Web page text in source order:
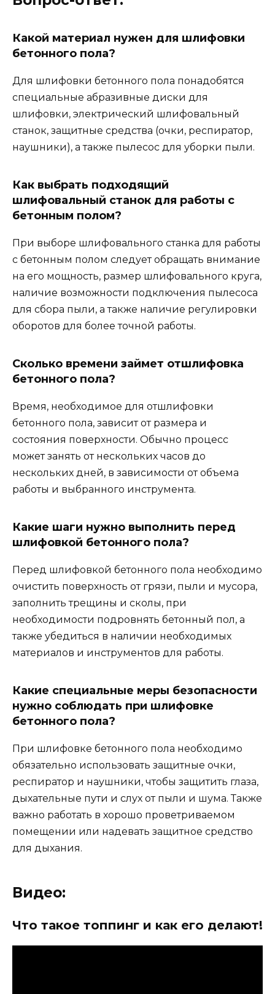
Какой материал нужен для шлифовки
бетонного пола?
Для шлифовки бетонного пола понадобятся
специальные абразивные диски для
шлифовки, электрический шлифовальный
станок, защитные средства (очки, респиратор,
наушники), а также пылесос для уборки пыли.
Как выбрать подходящий
шлифовальный станок для работы с
бетонным полом?
При выборе шлифовального станка для работы
с бетонным полом следует обращать внимание
на его мощность, размер шлифовального круга,
наличие возможности подключения пылесоса
для сбора пыли, а также наличие регулировки
оборотов для более точной работы.
Сколько времени займет отшлифовка
бетонного пола?
Время, необходимое для отшлифовки
бетонного пола, зависит от размера и
состояния поверхности. Обычно процесс
может занять от нескольких часов до
нескольких дней, в зависимости от объема
работы и выбранного инструмента.
Какие шаги нужно выполнить перед
шлифовкой бетонного пола?
Перед шлифовкой бетонного пола необходимо
очистить поверхность от грязи, пыли и мусора,
заполнить трещины и сколы, при
необходимости подровнять бетонный пол, а
также убедиться в наличии необходимых
материалов и инструментов для работы.
Какие специальные меры безопасности
нужно соблюдать при шлифовке
бетонного пола?
При шлифовке бетонного пола необходимо
обязательно использовать защитные очки,
респиратор и наушники, чтобы защитить глаза,
дыхательные пути и слух от пыли и шума. Также
важно работать в хорошо проветриваемом
помещении или надевать защитное средство
для дыхания.
Видео:
Что такое топпинг и как его делают!